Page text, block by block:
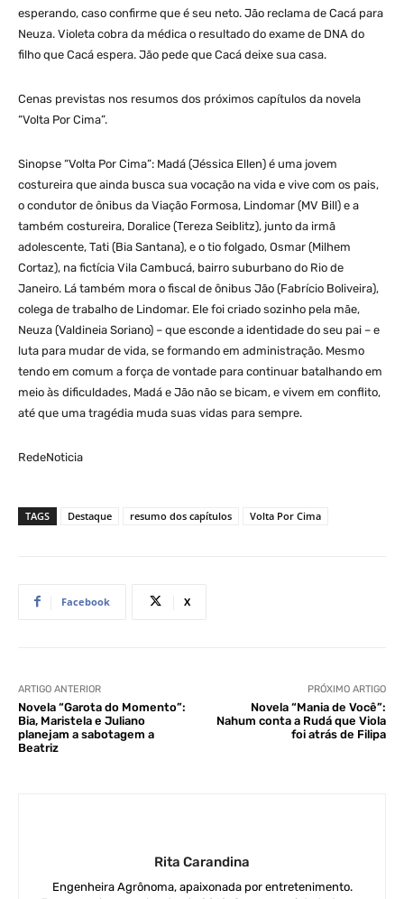
esperando, caso confirme que é seu neto. Jão reclama de Cacá para
Neuza. Violeta cobra da médica o resultado do exame de DNA do
filho que Cacá espera. Jão pede que Cacá deixe sua casa.
Cenas previstas nos resumos dos próximos capítulos da novela
“Volta Por Cima”.
Sinopse “Volta Por Cima”: Madá (Jéssica Ellen) é uma jovem
costureira que ainda busca sua vocação na vida e vive com os pais,
o condutor de ônibus da Viação Formosa, Lindomar (MV Bill) e a
também costureira, Doralice (Tereza Seiblitz), junto da irmã
adolescente, Tati (Bia Santana), e o tio folgado, Osmar (Milhem
Cortaz), na fictícia Vila Cambucá, bairro suburbano do Rio de
Janeiro. Lá também mora o fiscal de ônibus Jão (Fabrício Boliveira),
colega de trabalho de Lindomar. Ele foi criado sozinho pela mãe,
Neuza (Valdineia Soriano) – que esconde a identidade do seu pai – e
luta para mudar de vida, se formando em administração. Mesmo
tendo em comum a força de vontade para continuar batalhando em
meio às dificuldades, Madá e Jão não se bicam, e vivem em conflito,
até que uma tragédia muda suas vidas para sempre.
RedeNoticia
TAGS Destaque resumo dos capítulos Volta Por Cima
Facebook X
ARTIGO ANTERIOR
Novela “Garota do Momento”:
Bia, Maristela e Juliano
planejam a sabotagem a
Beatriz
PRÓXIMO ARTIGO
Novela “Mania de Você”:
Nahum conta a Rudá que Viola
foi atrás de Filipa
Rita Carandina
Engenheira Agrônoma, apaixonada por entretenimento.